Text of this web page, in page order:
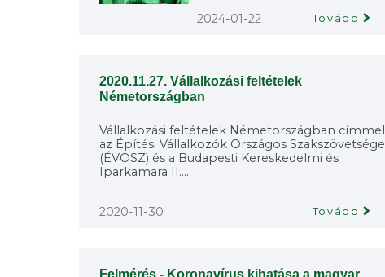
2024-01-22 Tovább
2020.11.27. Vállalkozási feltételek
Németországban
Vállalkozási feltételek Németországban címmel
az Építési Vállalkozók Országos Szakszövetsége
(ÉVOSZ) és a Budapesti Kereskedelmi és
Iparkamara II....
2020-11-30 Tovább
Felmérés - Koronavírus kihatása a magyar